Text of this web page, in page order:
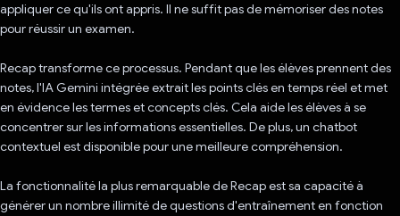
appliquer ce qu'ils ont appris. Il ne suffit pas de mémoriser des notes
pour réussir un examen.
Recap transforme ce processus. Pendant que les élèves prennent des
notes, l'IA Gemini intégrée extrait les points clés en temps réel et met
en évidence les termes et concepts clés. Cela aide les élèves à se
concentrer sur les informations essentielles. De plus, un chatbot
contextuel est disponible pour une meilleure compréhension.
La fonctionnalité la plus remarquable de Recap est sa capacité à
générer un nombre illimité de questions d'entraînement en fonction